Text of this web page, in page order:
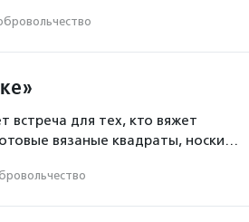
встреча для тех, кто вяжет
вязаные квадраты, носки…